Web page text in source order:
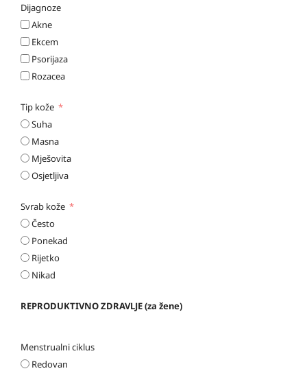
Dijagnoze
Akne
Ekcem
Psorijaza
Rozacea
Tip kože
Suha
Masna
Mješovita
Osjetljiva
Svrab kože
Često
Ponekad
Rijetko
Nikad
REPRODUKTIVNO ZDRAVLJE (za žene)
Menstrualni ciklus
Redovan